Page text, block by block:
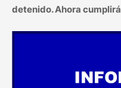
detenido. Ahora